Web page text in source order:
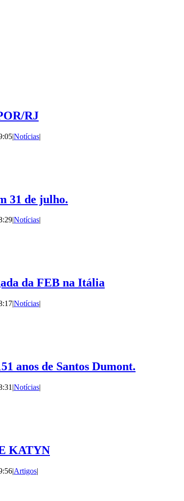
RJ
|Notícias|
31 de julho.
|Notícias|
da FEB na Itália
|Notícias|
anos de Santos Dumont.
|Notícias|
KATYN
|Artigos|